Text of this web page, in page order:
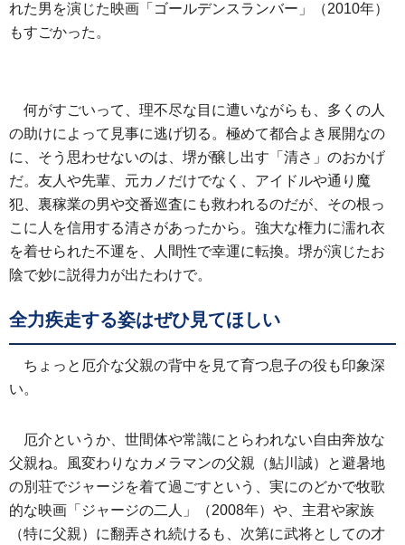
れた男を演じた映画「ゴールデンスランバー」（2010年）
もすごかった。
何がすごいって、理不尽な目に遭いながらも、多くの人
の助けによって見事に逃げ切る。極めて都合よき展開なの
に、そう思わせないのは、堺が醸し出す「清さ」のおかげ
だ。友人や先輩、元カノだけでなく、アイドルや通り魔
犯、裏稼業の男や交番巡査にも救われるのだが、その根っ
こに人を信用する清さがあったから。強大な権力に濡れ衣
を着せられた不運を、人間性で幸運に転換。堺が演じたお
陰で妙に説得力が出たわけで。
全力疾走する姿はぜひ見てほしい
ちょっと厄介な父親の背中を見て育つ息子の役も印象深
い。
厄介というか、世間体や常識にとらわれない自由奔放な
父親ね。風変わりなカメラマンの父親（鮎川誠）と避暑地
の別荘でジャージを着て過ごすという、実にのどかで牧歌
的な映画「ジャージの二人」（2008年）や、主君や家族
（特に父親）に翻弄され続けるも、次第に武将としての才